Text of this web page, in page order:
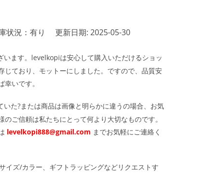
状況：有り 更新日期: 2025-05-30
ます。levelkopiは安心して購入いただけるショッ
ており、モットーにしました。ですので、品質安
いです。
た?または商品は画像と明らかに違うの場合、お気
ご信頼は私たちにとって何より大切なものです。
levelkopi888@gmail.com までお気軽にご連絡く
イズ/カラー、ギフトラッピングなどリクエストす